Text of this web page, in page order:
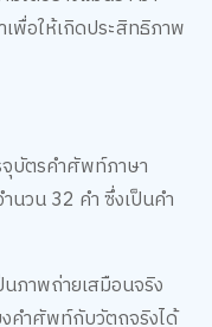
พื่อให้เกิดประสิทธิภาพ
บัตรคำศัพท์ภาษา
นวน 32 คำ ซึ่งเป็นคำ
ภาพถ่ายเสมือนจริง
งคำศัพท์กับวัตถุจริงได้